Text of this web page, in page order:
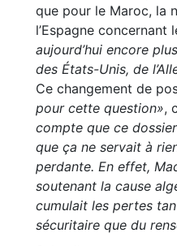
que pour le Maroc, la
l’Espagne concernant
aujourd’hui encore
des États-Unis, de
Ce changement de
pour cette question»,
compte que ce
que ça ne servait à
perdante. En effet,
soutenant la cause
cumulait les pertes
sécuritaire que du